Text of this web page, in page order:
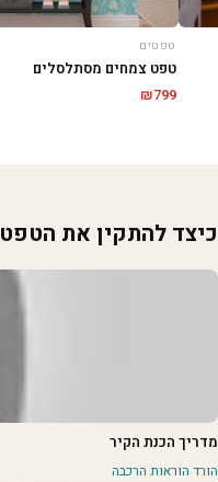
טפטים
טפט צמחים מסתלסלים
₪799
כיצד להתקין את הטפט
מדריך הכנת הקיר
הורד הוראות הרכבה